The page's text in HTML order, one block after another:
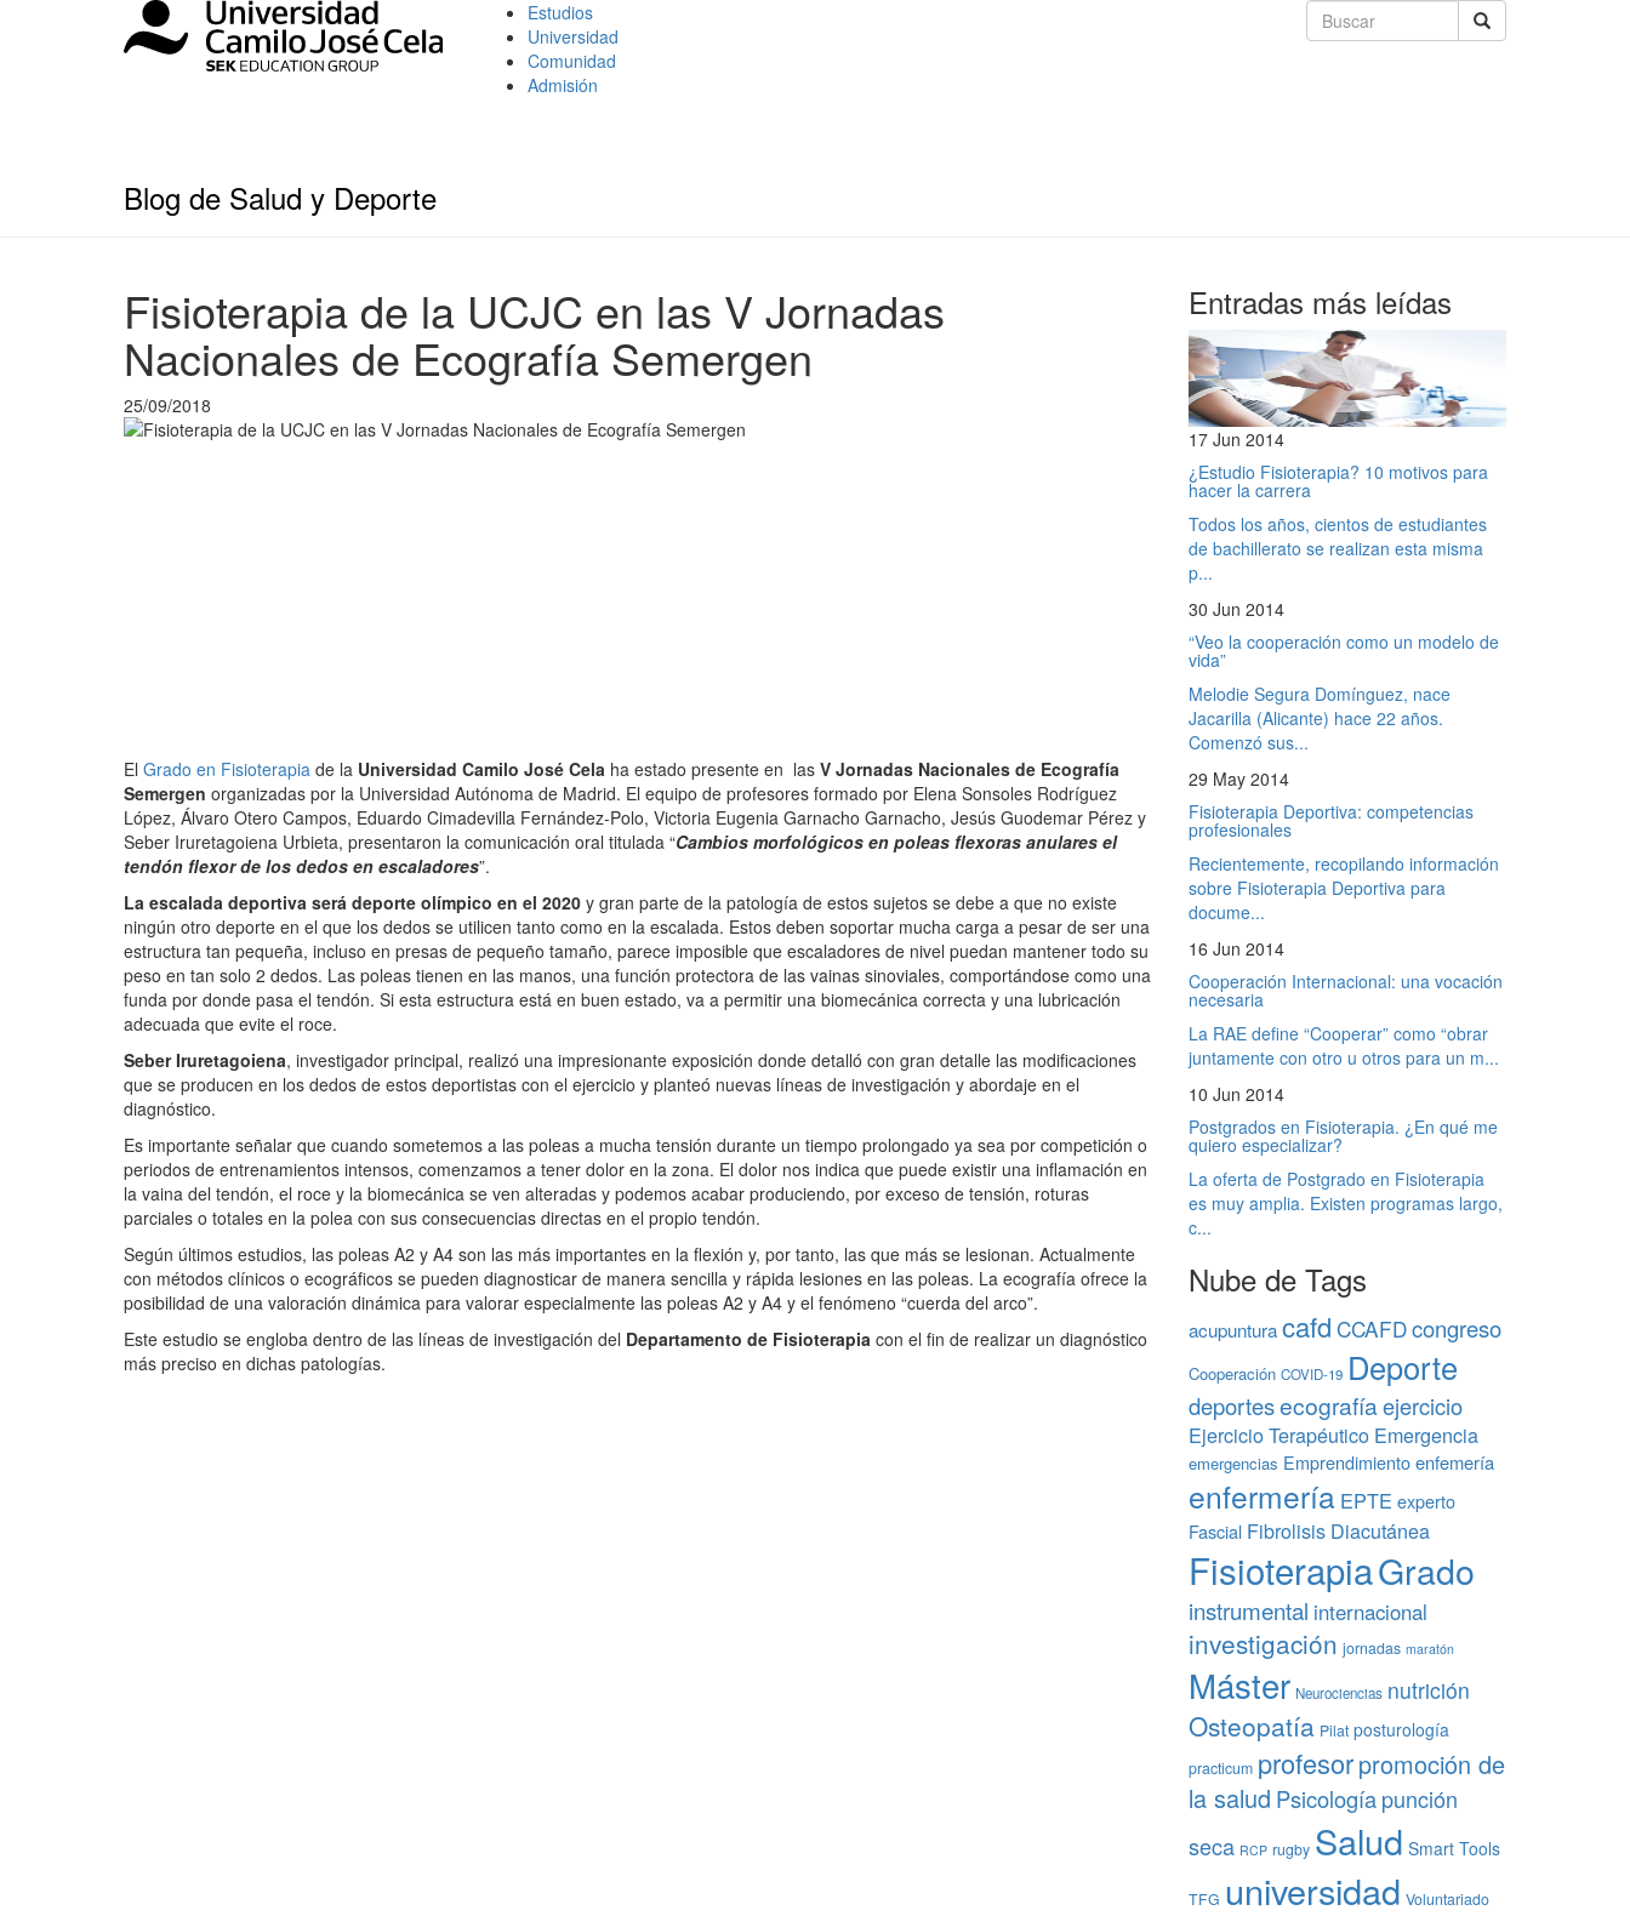
Estudios
Universidad
Comunidad
Admisión
Blog de Salud y Deporte
Fisioterapia de la UCJC en las V Jornadas
Nacionales de Ecografía Semergen
25/09/2018
El Grado en Fisioterapia de la Universidad Camilo José Cela ha estado presente en las V Jornadas Nacionales de Ecografía
Semergen organizadas por la Universidad Autónoma de Madrid. El equipo de profesores formado por Elena Sonsoles Rodríguez
López, Álvaro Otero Campos, Eduardo Cimadevilla Fernández-Polo, Victoria Eugenia Garnacho Garnacho, Jesús Guodemar Pérez y
Seber Iruretagoiena Urbieta, presentaron la comunicación oral titulada “Cambios morfológicos en poleas flexoras anulares el
tendón flexor de los dedos en escaladores”.
La escalada deportiva será deporte olímpico en el 2020 y gran parte de la patología de estos sujetos se debe a que no existe
ningún otro deporte en el que los dedos se utilicen tanto como en la escalada. Estos deben soportar mucha carga a pesar de ser una
estructura tan pequeña, incluso en presas de pequeño tamaño, parece imposible que escaladores de nivel puedan mantener todo su
peso en tan solo 2 dedos. Las poleas tienen en las manos, una función protectora de las vainas sinoviales, comportándose como una
funda por donde pasa el tendón. Si esta estructura está en buen estado, va a permitir una biomecánica correcta y una lubricación
adecuada que evite el roce.
Seber Iruretagoiena, investigador principal, realizó una impresionante exposición donde detalló con gran detalle las modificaciones
que se producen en los dedos de estos deportistas con el ejercicio y planteó nuevas líneas de investigación y abordaje en el
diagnóstico.
Es importante señalar que cuando sometemos a las poleas a mucha tensión durante un tiempo prolongado ya sea por competición o
periodos de entrenamientos intensos, comenzamos a tener dolor en la zona. El dolor nos indica que puede existir una inflamación en
la vaina del tendón, el roce y la biomecánica se ven alteradas y podemos acabar produciendo, por exceso de tensión, roturas
parciales o totales en la polea con sus consecuencias directas en el propio tendón.
Según últimos estudios, las poleas A2 y A4 son las más importantes en la flexión y, por tanto, las que más se lesionan. Actualmente
con métodos clínicos o ecográficos se pueden diagnosticar de manera sencilla y rápida lesiones en las poleas. La ecografía ofrece la
posibilidad de una valoración dinámica para valorar especialmente las poleas A2 y A4 y el fenómeno “cuerda del arco”.
Este estudio se engloba dentro de las líneas de investigación del Departamento de Fisioterapia con el fin de realizar un diagnóstico
más preciso en dichas patologías.
Entradas más leídas
17 Jun 2014
¿Estudio Fisioterapia? 10 motivos para
hacer la carrera
Todos los años, cientos de estudiantes
de bachillerato se realizan esta misma
p...
30 Jun 2014
“Veo la cooperación como un modelo de
vida”
Melodie Segura Domínguez, nace
Jacarilla (Alicante) hace 22 años.
Comenzó sus...
29 May 2014
Fisioterapia Deportiva: competencias
profesionales
Recientemente, recopilando información
sobre Fisioterapia Deportiva para
docume...
16 Jun 2014
Cooperación Internacional: una vocación
necesaria
La RAE define “Cooperar” como “obrar
juntamente con otro u otros para un m...
10 Jun 2014
Postgrados en Fisioterapia. ¿En qué me
quiero especializar?
La oferta de Postgrado en Fisioterapia
es muy amplia. Existen programas largo,
c...
Nube de Tags
acupuntura cafd CCAFDcongreso
Cooperación COVID-19 Deporte
deportesecografíaejercicio
Ejercicio Terapéutico Emergencia
emergencias Emprendimiento enfemería
enfermería EPTE experto
Fascial Fibrolisis Diacutánea
FisioterapiaGrado
instrumental internacional
investigación jornadas maratón
Máster Neurociencias nutrición
Osteopatía Pilat posturología
practicum profesorpromoción de
la salud Psicología punción
seca RCP rugby Salud Smart Tools
TFG universidad Voluntariado